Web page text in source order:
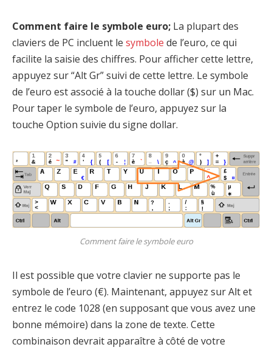
Comment faire le symbole euro; La plupart des
claviers de PC incluent le symbole de l’euro, ce qui
facilite la saisie des chiffres. Pour afficher cette lettre,
appuyez sur “Alt Gr” suivi de cette lettre. Le symbole
de l’euro est associé à la touche dollar ($) sur un Mac.
Pour taper le symbole de l’euro, appuyez sur la
touche Option suivie du signe dollar.
Comment faire le symbole euro
Il est possible que votre clavier ne supporte pas le
symbole de l’euro (€). Maintenant, appuyez sur Alt et
entrez le code 1028 (en supposant que vous avez une
bonne mémoire) dans la zone de texte. Cette
combinaison devrait apparaître à côté de votre